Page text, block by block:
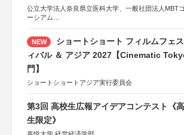
公立大学法人奈良県立医科大学、一般社団法人MBT
ーシアム
協力：読売新聞社
後援：厚生労働省
文部科学省
日本経済団体連合会
関西経済連合会
東京難病団体連絡協議会
NEW
ショートショート フィルムフェ
ィバル ＆ アジア 2027【Cinematic
門】
ショートショートアジア実行委員会
第3回 高校生広報アイデアコンテスト《
生限定》